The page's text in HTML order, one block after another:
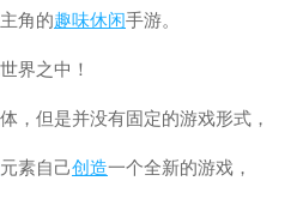
角的趣味休闲手游。
界之中！
，但是并没有固定的游戏形式，
元素自己创造一个全新的游戏，